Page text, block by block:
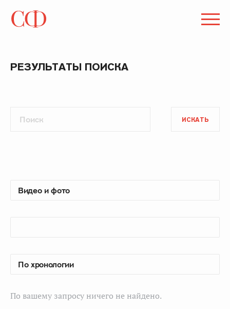
РЕЗУЛЬТАТЫ ПОИСКА
ИСКАТЬ
По вашему запросу ничего не найдено.